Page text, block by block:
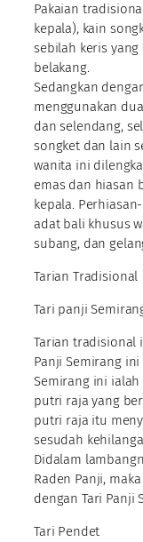
Pakaian
kepala), kain
sebilah keris
belakang.
Sedangkan
menggunakan
dan selendang,
songket dan lain
wanita ini
emas dan hiasan
kepala.
adat bali khusus
subang, dan
Tarian Tradisional
Tari panji
Tarian tradisional
Panji Semirang
Semirang ini
putri raja yang
putri raja itu
sesudah
Didalam
Raden Panji,
dengan Tari Panji
Tari Pendet